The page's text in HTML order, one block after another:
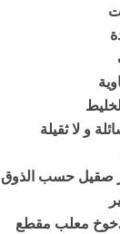
و لا ثقيلة
صقيل حسب الذوق
معلب مقطع